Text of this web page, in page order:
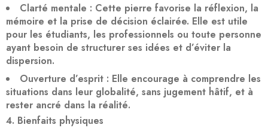
Clarté mentale : Cette pierre favorise la réflexion, la
mémoire et la prise de décision éclairée. Elle est utile
pour les étudiants, les professionnels ou toute personne
ayant besoin de structurer ses idées et d’éviter la
dispersion.
Ouverture d’esprit : Elle encourage à comprendre les
situations dans leur globalité, sans jugement hâtif, et à
rester ancré dans la réalité.
Bienfaits physiques